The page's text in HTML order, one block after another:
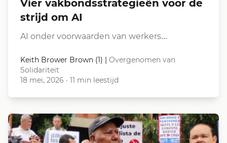
Vier vakbondsstrategieën voor de
strijd om AI
AI onder voorwaarden van werkers…
Keith Brower Brown (1) | Overgenomen van
Solidariteit
18 mei, 2026 · 11 min leestijd